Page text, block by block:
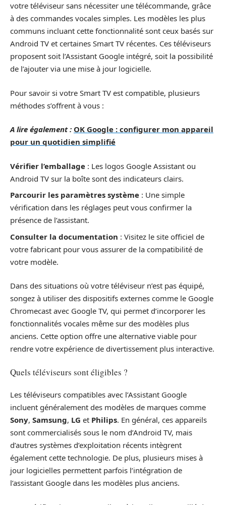
votre téléviseur sans nécessiter une télécommande, grâce
à des commandes vocales simples. Les modèles les plus
communs incluant cette fonctionnalité sont ceux basés sur
Android TV et certaines Smart TV récentes. Ces téléviseurs
proposent soit l’Assistant Google intégré, soit la possibilité
de l’ajouter via une mise à jour logicielle.
Pour savoir si votre Smart TV est compatible, plusieurs
méthodes s’offrent à vous :
A lire également : OK Google : configurer mon appareil
pour un quotidien simplifié
Vérifier l’emballage : Les logos Google Assistant ou
Android TV sur la boîte sont des indicateurs clairs.
Parcourir les paramètres système : Une simple
vérification dans les réglages peut vous confirmer la
présence de l’assistant.
Consulter la documentation : Visitez le site officiel de
votre fabricant pour vous assurer de la compatibilité de
votre modèle.
Dans des situations où votre téléviseur n’est pas équipé,
songez à utiliser des dispositifs externes comme le Google
Chromecast avec Google TV, qui permet d’incorporer les
fonctionnalités vocales même sur des modèles plus
anciens. Cette option offre une alternative viable pour
rendre votre expérience de divertissement plus interactive.
Quels téléviseurs sont éligibles ?
Les téléviseurs compatibles avec l’Assistant Google
incluent généralement des modèles de marques comme
Sony, Samsung, LG et Philips. En général, ces appareils
sont commercialisés sous le nom d’Android TV, mais
d’autres systèmes d’exploitation récents intègrent
également cette technologie. De plus, plusieurs mises à
jour logicielles permettent parfois l’intégration de
l’assistant Google dans les modèles plus anciens.